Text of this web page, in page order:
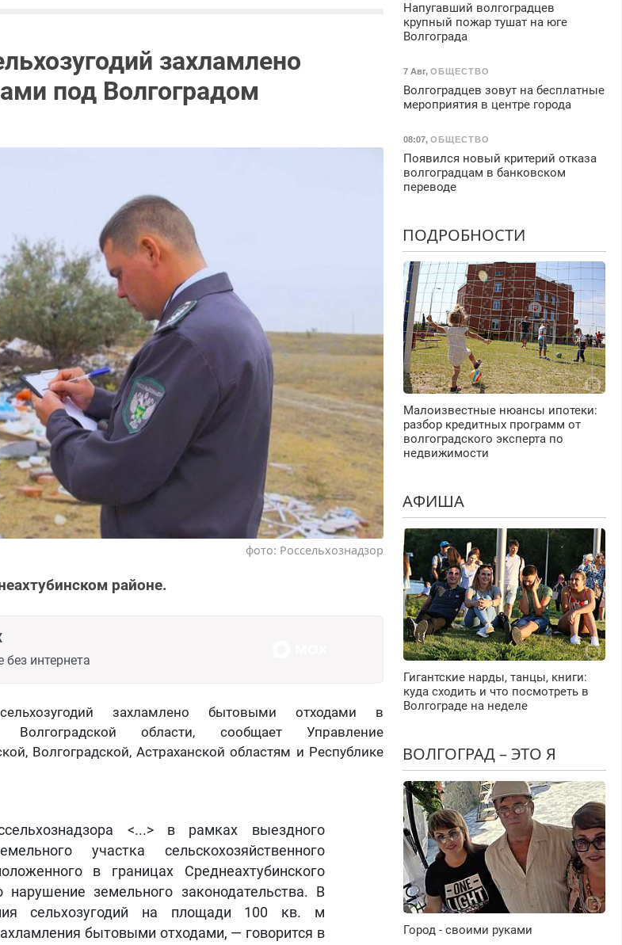
захламлено
под Волгоградом
фото: Россельхознадзор
районе.
без интернета
захламлено бытовыми отходами в
Волгоградской области, сообщает Управление
Волгоградской, Астраханской областям и Республике
<...> в рамках выездного
участка сельскохозяйственного
в границах Среднеахтубинского
нарушение земельного законодательства. В
сельхозугодий на площади 100 кв. м
бытовыми отходами, — говорится в
Напугавший волгоградцев
крупный пожар тушат на юге
Волгограда
7 Авг, ОБЩЕСТВО
Волгоградцев зовут на бесплатные
мероприятия в центре города
08:07, ОБЩЕСТВО
Появился новый критерий отказа
волгоградцам в банковском
переводе
ПОДРОБНОСТИ
Малоизвестные нюансы ипотеки:
разбор кредитных программ от
волгоградского эксперта по
недвижимости
АФИША
Гигантские нарды, танцы, книги:
куда сходить и что посмотреть в
Волгограде на неделе
ВОЛГОГРАД – ЭТО Я
Город - своими руками